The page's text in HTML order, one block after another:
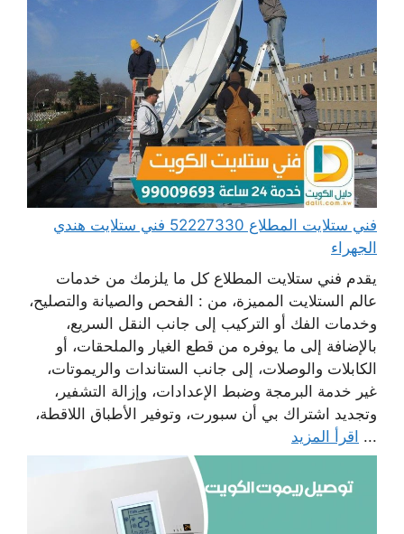
فني ستلايت المطلاع 52227330 فني ستلايت هندي
الجهراء
يقدم فني ستلايت المطلاع كل ما يلزمك من خدمات
عالم الستلايت المميزة، من : الفحص والصيانة والتصليح،
وخدمات الفك أو التركيب إلى جانب النقل السريع،
بالإضافة إلى ما يوفره من قطع الغيار والملحقات، أو
الكابلات والوصلات، إلى جانب الستاندات والريموتات،
غير خدمة البرمجة وضبط الإعدادات، وإزالة التشفير،
وتجديد اشتراك بي أن سبورت، وتوفير الأطباق اللاقطة،
... اقرأ المزيد